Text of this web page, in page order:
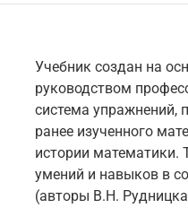
Учебник создан на
руководством
система упражнений,
ранее изученного
истории математики.
умений и навыков в
(авторы В.Н.